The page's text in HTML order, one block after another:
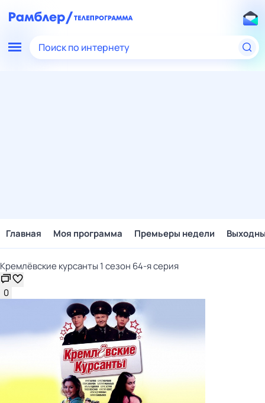
Поиск по интернету
Главная Моя программа Премьеры недели
Кремлёвские курсанты 1 сезон 64-я серия
0